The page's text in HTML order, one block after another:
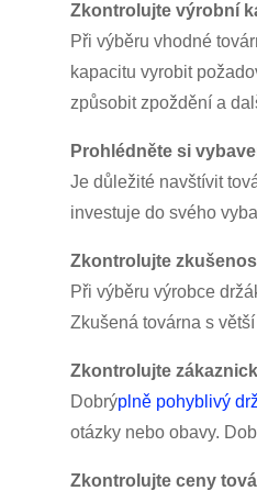
Zkontrolujte výrobní
Při výběru vhodné
kapacitu vyrobit
způsobit zpoždění a
Prohlédněte si
Je důležité navštívit
investuje do svého
Zkontrolujte
Při výběru výrobce
Zkušená továrna s
Zkontrolujte
Dobrýplně pohyblivý
otázky nebo obavy.
Zkontrolujte ceny